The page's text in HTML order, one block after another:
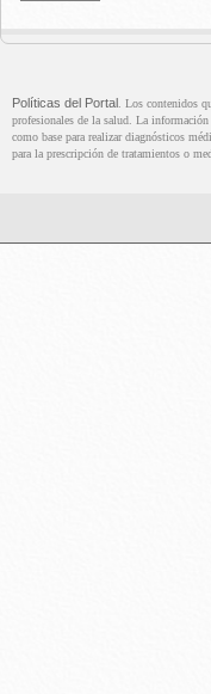
Políticas del Portal . Los contenidos
profesionales de la salud. La
como base para realizar diagnósticos
para la prescripción de tratamientos o